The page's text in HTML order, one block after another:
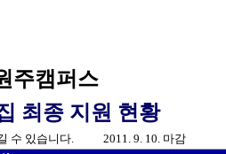
주캠퍼스
최종 지원 현황
수 있습니다. 2011. 9. 10. 마감